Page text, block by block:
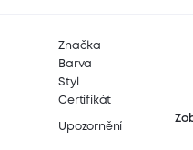
Značka
Barva
Styl
Certifikát
Upozornění